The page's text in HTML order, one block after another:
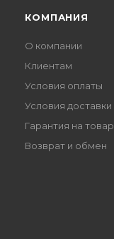
КОМПАНИЯ
О компании
Клиентам
Условия оплаты
Условия доставки
Гарантия на товар
Возврат и обмен